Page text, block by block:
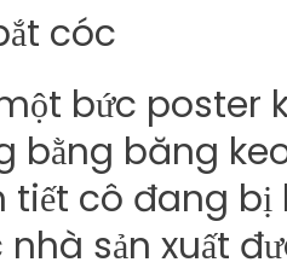
cóc
bức poster
bằng băng
tiết cô đang bị
sản xuất